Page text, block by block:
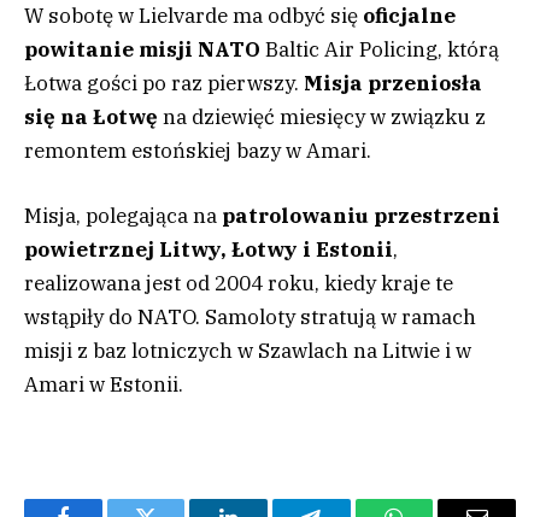
W sobotę w Lielvarde ma odbyć się oficjalne
powitanie misji NATO Baltic Air Policing, którą
Łotwa gości po raz pierwszy. Misja przeniosła
się na Łotwę na dziewięć miesięcy w związku z
remontem estońskiej bazy w Amari.
Misja, polegająca na patrolowaniu przestrzeni
powietrznej Litwy, Łotwy i Estonii,
realizowana jest od 2004 roku, kiedy kraje te
wstąpiły do NATO. Samoloty stratują w ramach
misji z baz lotniczych w Szawlach na Litwie i w
Amari w Estonii.